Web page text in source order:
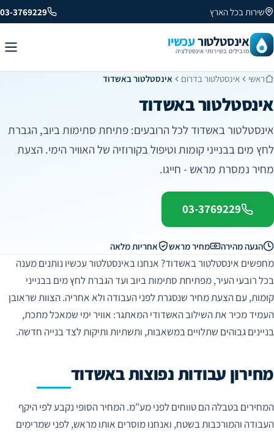
שירות בכל הארץ 03-3769229
אינסטלטורעכשיו
מובילים בשירותי אינסטלציה
ראשי אינסטלטור בדרום אינסטלטור באשדוד
אינסטלטור באשדוד
אינסטלטור באשדוד לכל הרובעים: פתיחת סתימות ביוב, הגברת
לחץ מים בבנייני קומות וטיפול בקורוזיה של האוויר הימי. הצעת
מחיר נמסרת מראש - חייגו.
03-3769229
הגעה מהירה מחיר מראש אחריות מלאה
מחפשים אינסטלטור באשדוד? אנחנו באינסטלטור עכשיו נותנים מענה
בכל רובעי העיר, מפתיחת סתימות ביוב ועד הגברת לחץ מים בבנייני
קומות, עם הצעת מחיר שנסגרת לפני העבודה ולא אחריה. הצוות שראובן
העמיד מכיר את השילוב האשדודי המאתגר: אוויר ימי שמאכל מתכת,
בניינים גבוהים שתלויים במשאבות, ותשתיות ותיקות לצד בנייה חדשה.
מחירון עבודות נפוצות באשדוד
המחירים בטבלה הם טווחים לפני מע”מ. המחיר הסופי נקבע לפי היקף
העבודה והמורכבות בשטח, ואנחנו מוסרים אותו מראש, לפני שמרימים